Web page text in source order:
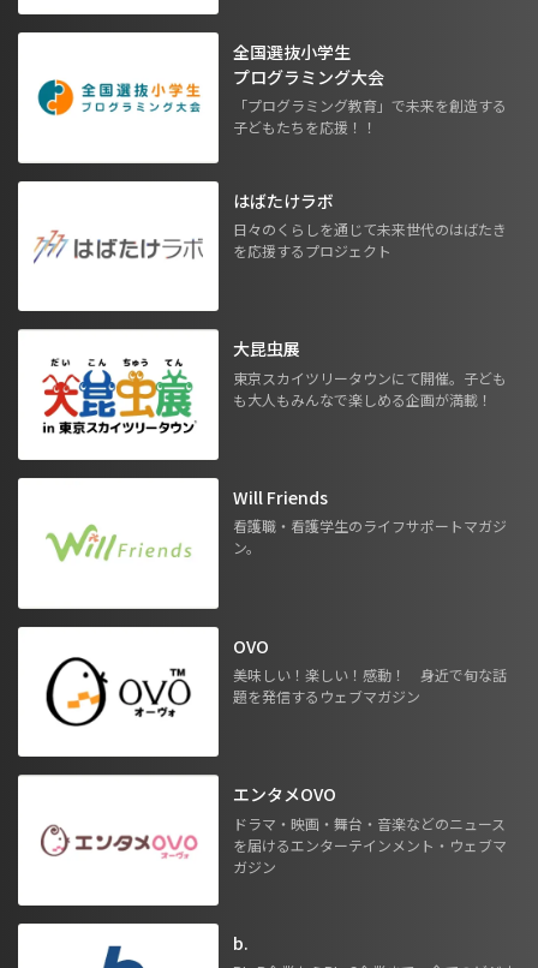
全国選抜小学生
プログラミング大会
「プログラミング教育」で未来を創造する
子どもたちを応援！！
はばたけラボ
日々のくらしを通じて未来世代のはばたき
を応援するプロジェクト
大昆虫展
東京スカイツリータウンにて開催。子ども
も大人もみんなで楽しめる企画が満載！
Will Friends
看護職・看護学生のライフサポートマガジ
ン。
OVO
美味しい！楽しい！感動！ 身近で旬な話
題を発信するウェブマガジン
エンタメOVO
ドラマ・映画・舞台・音楽などのニュース
を届けるエンターテインメント・ウェブマ
ガジン
b.